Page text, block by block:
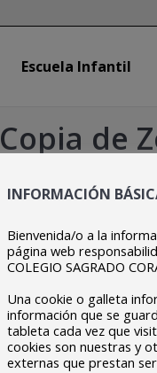
Escuela Infantil
Copia de
INFORMACIÓN
Bienvenida/o a la
página web
COLEGIO SAGRADO
Una cookie o galleta
información que se
tableta cada vez que
cookies son nuestras y
externas que prestan
Escuela Infantil